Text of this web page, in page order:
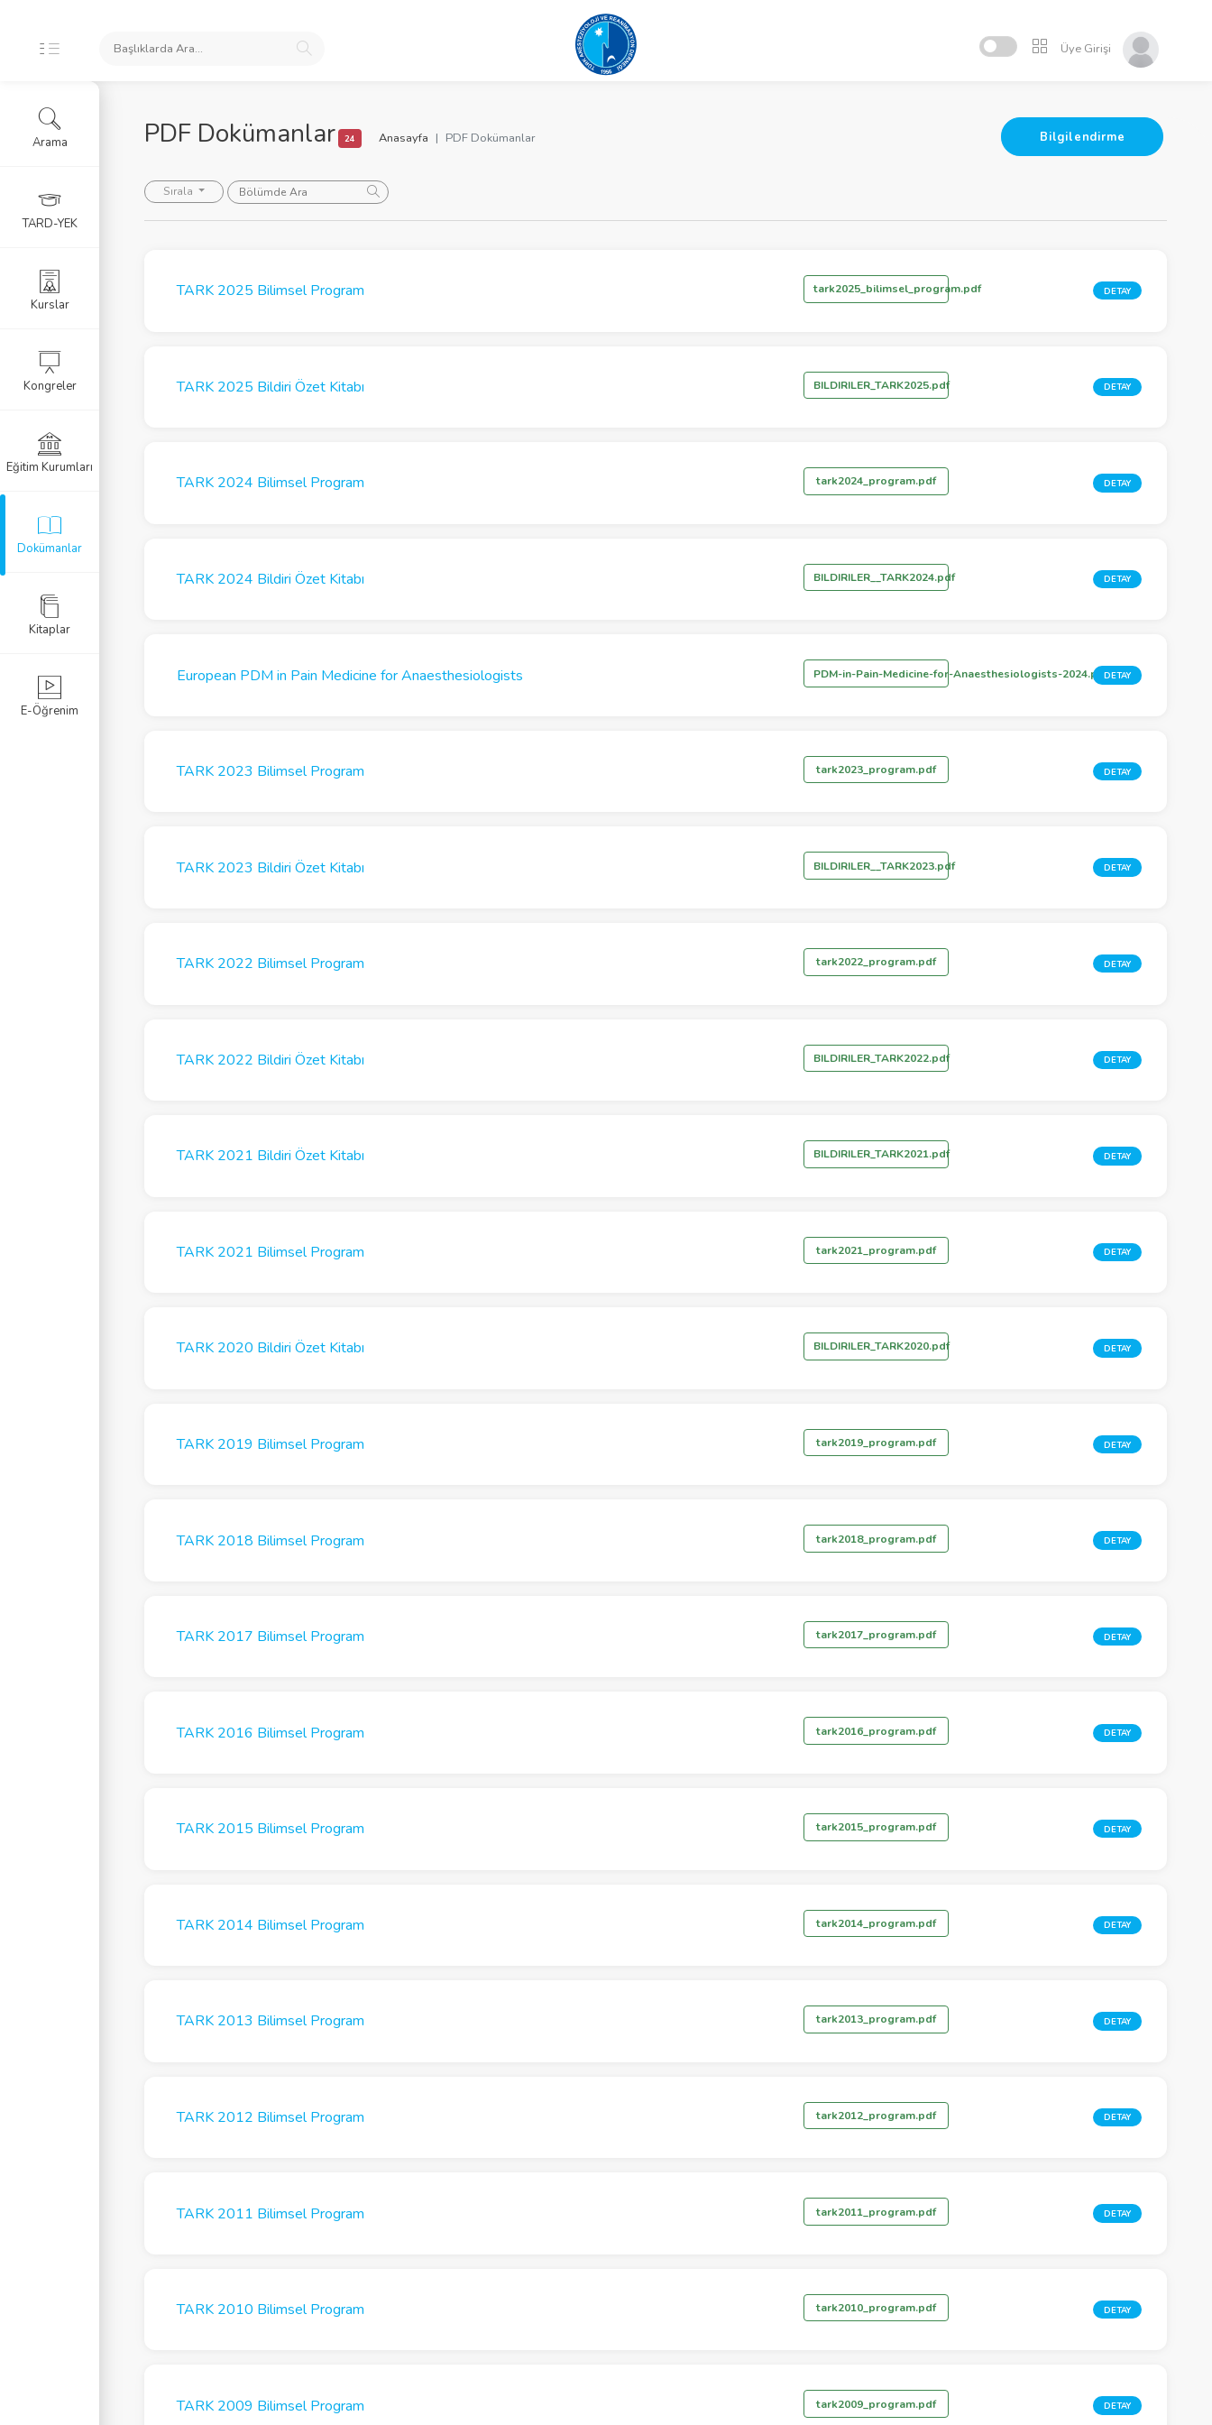
Üye Girişi
PDF Dokümanlar 24 Bilgilendirme
Anasayfa PDF Dokümanlar
Sırala
TARK 2025 Bilimsel Program tark2025_bilimsel_program.pdf DETAY
TARK 2025 Bildiri Özet Kitabı BILDIRILER_TARK2025.pdf DETAY
TARK 2024 Bilimsel Program tark2024_program.pdf DETAY
TARK 2024 Bildiri Özet Kitabı BILDIRILER__TARK2024.pdf DETAY
European PDM in Pain Medicine for Anaesthesiologists PDM-in-Pain-Medicine-for-Anaesthesiologists-2024.pdfDETAY
TARK 2023 Bilimsel Program tark2023_program.pdf DETAY
TARK 2023 Bildiri Özet Kitabı BILDIRILER__TARK2023.pdf DETAY
TARK 2022 Bilimsel Program tark2022_program.pdf DETAY
TARK 2022 Bildiri Özet Kitabı BILDIRILER_TARK2022.pdf DETAY
TARK 2021 Bildiri Özet Kitabı BILDIRILER_TARK2021.pdf DETAY
TARK 2021 Bilimsel Program tark2021_program.pdf DETAY
TARK 2020 Bildiri Özet Kitabı BILDIRILER_TARK2020.pdf DETAY
TARK 2019 Bilimsel Program tark2019_program.pdf DETAY
TARK 2018 Bilimsel Program tark2018_program.pdf DETAY
TARK 2017 Bilimsel Program tark2017_program.pdf DETAY
TARK 2016 Bilimsel Program tark2016_program.pdf DETAY
TARK 2015 Bilimsel Program tark2015_program.pdf DETAY
TARK 2014 Bilimsel Program tark2014_program.pdf DETAY
TARK 2013 Bilimsel Program tark2013_program.pdf DETAY
TARK 2012 Bilimsel Program tark2012_program.pdf DETAY
TARK 2011 Bilimsel Program tark2011_program.pdf DETAY
TARK 2010 Bilimsel Program tark2010_program.pdf DETAY
TARK 2009 Bilimsel Program tark2009_program.pdf DETAY
Arama
TARD-YEK
Kurslar
Kongreler
Eğitim Kurumları
Dokümanlar
Kitaplar
E-Öğrenim
| EN